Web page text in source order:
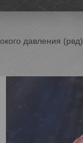
давления (рвд)